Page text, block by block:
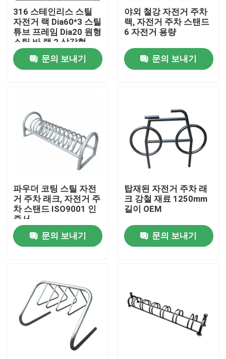
집
우리 에 관한 것
품질 관리
저희와 연락
인용 을 요청 하십시오
야외 금속 벤치
야외 목재 벤치
316 스테인리스 스틸
자전거 랙 Dia60*3 스틸
튜브 프레임 Dia20 원형
스틸 바 랙 2 삼각형
문의 보내기
야외 철강 자전거 주차
랙, 자전거 주차 스탠드
6 자전거 용량
문의 보내기
파우더 코팅 스틸 자전
거 주차 래크, 자전거 주
차 스탠드 ISO9001 인
증서
문의 보내기
탑재된 자전거 주차 래
크 강철 재료 1250mm
길이 OEM
문의 보내기